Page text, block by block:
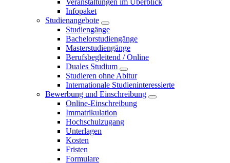
Veranstaltungen im Überblick
Infopaket
Studienangebote
Studiengänge
Bachelorstudiengänge
Masterstudiengänge
Berufsbegleitend / Online
Duales Studium
Studieren ohne Abitur
Internationale Studieninteressierte
Bewerbung und Einschreibung
Online-Einschreibung
Immatrikulation
Hochschulzugang
Unterlagen
Kosten
Fristen
Formulare